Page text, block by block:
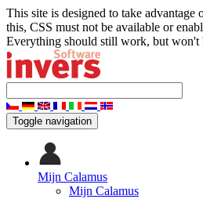
This site is designed to take advantage
this, CSS must not be available or
Everything should still work, but won't
Toggle navigation
Mijn Calamus
Mijn Calamus